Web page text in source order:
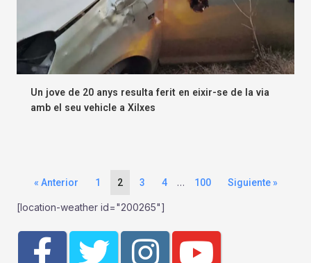
Un jove de 20 anys resulta ferit en eixir-se de la via
amb el seu vehicle a Xilxes
« Anterior 1 2 3 4 … 100 Siguiente »
[location-weather id="200265"]